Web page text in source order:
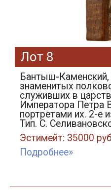
Лот 8
Бантыш-
знаменитых
служивших в
Императора Петра
портретами их. 2-е
Тип. С.
Эстимейт: 35000
Подробнее»